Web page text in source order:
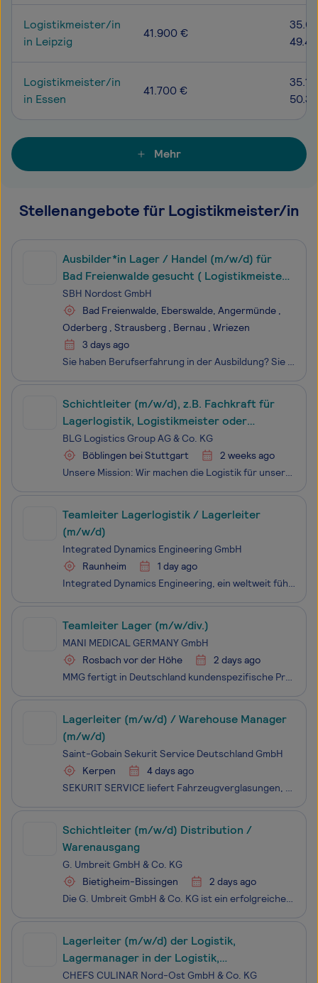
Logistikmeister/in
in Leipzig
41.900 €
Logistikmeister/in
in Essen
41.700 €
Mehr
Stellenangebote für Logistikmeister/in
Ausbilder*in Lager / Handel (m/w/d) für
Bad Freienwalde gesucht ( Logistikmeister
/ Fachlagerist / Kaufmann / Kauffrau /
Wirtschaftspädagoge /
Wirtschaftspädagogin / Fachwirt*in /
Betriebswirt*in ..)
SBH Nordost GmbH
Bad Freienwalde, Eberswalde, Angermünde ,
Oderberg , Strausberg , Bernau , Wriezen
3 days ago
Sie haben Berufserfahrung in der Ausbildung? Sie sind engagiert und haben Freude an der Arbeit mit Jugendlichen? Dann sind Sie bei uns richtig. Zur Ergänzung unseres Teams suchen wir Sie. Sie leiten unsere Teilnehmenden fachlich an und sind erster Ansprechpartner für unsere jungen Menschen. Wi
Schichtleiter (m/w/d), z.B. Fachkraft für
Lagerlogistik, Logistikmeister oder
Industriekaufmann (m/w/d)
BLG Logistics Group AG & Co. KG
Böblingen bei Stuttgart
2 weeks ago
Unsere Mission: Wir machen die Logistik für unsere Kunden einfacher und damit die Kunden im Markt erfolgreicher. Unser Grundsatz: Wir sind ein dynamisches Unternehmen mit einer großen Vergangenheit, einer erfolgreichen Gegenwart und einer starken Zukunft. Unser Versprechen: Ihr Einstieg bei BLG LOGI
Teamleiter Lagerlogistik / Lagerleiter
(m/w/d)
Integrated Dynamics Engineering GmbH
Raunheim
1 day ago
Integrated Dynamics Engineering, ein weltweit führender Akteur im Bereich Halbleitertechnologie, ist stolz darauf seit 2008 ein Teil des niederländischen Konzerns Aalberts zu sein. Mit rund 200 Mitarbeitern an unseren Standorten in Raunheim und den USA, fokussieren wir uns auf die Entwicklung und Pr
Teamleiter Lager (m/w/div.)
MANI MEDICAL GERMANY GmbH
Rosbach vor der Höhe
2 days ago
MMG fertigt in Deutschland kundenspezifische Premium-Materialien für Zahnärzte. Unser professionelles Team aus Chemikern, Kaufleuten, Laboranten und Chemikanten steht für Qualität und Zuverlässigkeit. Wir haben mehr als 40 Jahre Erfahrung in der Herstellung von Dentalmaterialien. Für unsere Abteilun
Lagerleiter (m/w/d) / Warehouse Manager
(m/w/d)
Saint-Gobain Sekurit Service Deutschland GmbH
Kerpen
4 days ago
SEKURIT SERVICE liefert Fahrzeugverglasungen, verwandte Produkte und Dienstleistungen im Ersatzteilemarkt für Fahrzeugverglasungen. Unsere Produkte stammen von SAINT-GOBAIN SEKURIT und stehen für beste Erstausrüsterqualität. In Deutschland ist SEKURIT SERVICE Marktführer.Willkommen bei Saint-Gobain"
Schichtleiter (m/w/d) Distribution /
Warenausgang
G. Umbreit GmbH & Co. KG
Bietigheim-Bissingen
2 days ago
Die G. Umbreit GmbH & Co. KG ist ein erfolgreicher, mittelständischer Buchgroßhändler mit ca. 300 Beschäftigten. Zur Verstärkung unseres Teams suchen wir einen Schichtleiter (m/w/d) Distribution / Warenausgang Die Tätigkeit ist in der Spätschicht und in Vollzeit (38,5 Stunden/Woche).
Lagerleiter (m/w/d) der Logistik,
Lagermanager in der Logistik,
Gesamtlagerleitung unseres Neubaus
CHEFS CULINAR Nord-Ost GmbH & Co. KG